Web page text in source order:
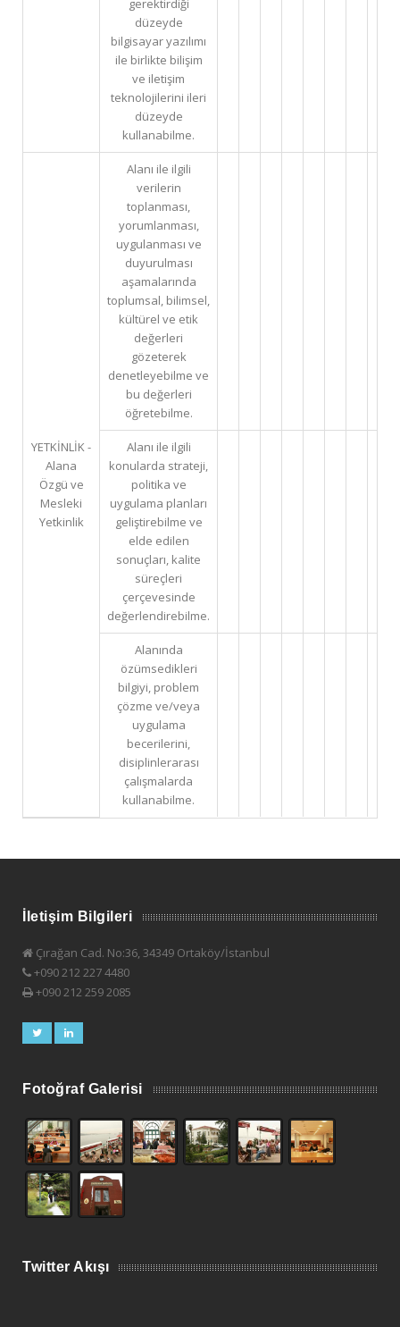
gerektirdiği
düzeyde
bilgisayar yazılımı
ile birlikte bilişim
ve iletişim
teknolojilerini ileri
düzeyde
kullanabilme.
YETKİNLİK -
Alana
Özgü ve
Mesleki
Yetkinlik
Alanı ile ilgili
verilerin
toplanması,
yorumlanması,
uygulanması ve
duyurulması
aşamalarında
toplumsal, bilimsel,
kültürel ve etik
değerleri
gözeterek
denetleyebilme ve
bu değerleri
öğretebilme.
Alanı ile ilgili
konularda strateji,
politika ve
uygulama planları
geliştirebilme ve
elde edilen
sonuçları, kalite
süreçleri
çerçevesinde
değerlendirebilme.
Alanında
özümsedikleri
bilgiyi, problem
çözme ve/veya
uygulama
becerilerini,
disiplinlerarası
çalışmalarda
kullanabilme.
İletişim Bilgileri
Çırağan Cad. No:36, 34349 Ortaköy/İstanbul
+090 212 227 4480
+090 212 259 2085
Fotoğraf Galerisi
Twitter Akışı